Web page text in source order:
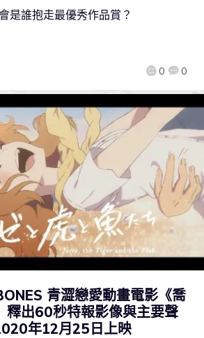
0 0
是誰抱走最優秀作品賞？
青澀戀愛動畫電影《喬
釋出60秒特報影像與主要聲
年12月25日上映